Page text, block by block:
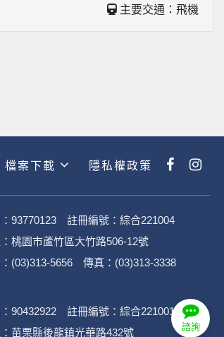
主要交通：飛機
諮詢
檔案下載 隱私權政策
93770123 註冊編號：綜合221004
桃園市蘆竹區大竹路506-12號
(03)313-5656 傳真：(03)313-3338
90432922 註冊編號：綜合221001
苗栗縣後龍鎮光華路432號